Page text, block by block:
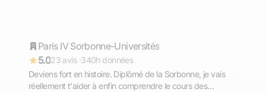
Répond rapidement
Paris IV Sorbonne-Universités
5.023 avis ·340h données
Deviens fort en histoire. Diplômé de la Sorbonne, je vais
réellement t'aider à enfin comprendre le cours des